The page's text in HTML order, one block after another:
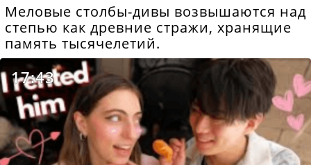
Меловые столбы-дивы возвышаются над
степью как древние стражи, хранящие
память тысячелетий.
17:43